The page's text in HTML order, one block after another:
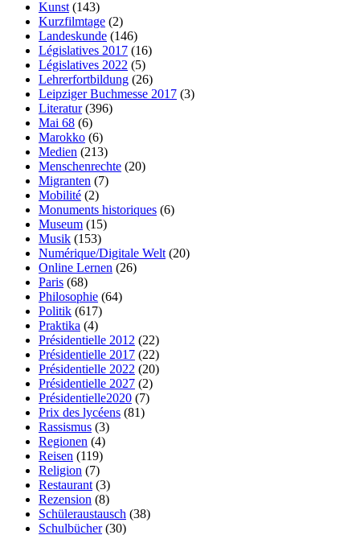
Kunst (143)
Kurzfilmtage (2)
Landeskunde (146)
Législatives 2017 (16)
Législatives 2022 (5)
Lehrerfortbildung (26)
Leipziger Buchmesse 2017 (3)
Literatur(396)
Mai 68 (6)
Marokko (6)
Medien (213)
Menschenrechte (20)
Migranten (7)
Mobilité (2)
Monuments historiques (6)
Museum (15)
Musik (153)
Numérique/Digitale Welt (20)
Online Lernen (26)
Paris (68)
Philosophie (64)
Politik (617)
Praktika (4)
Présidentielle 2012 (22)
Présidentielle 2017 (22)
Présidentielle 2022 (20)
Présidentielle 2027 (2)
Présidentielle2020 (7)
Prix des lycéens (81)
Rassismus (3)
Regionen (4)
Reisen (119)
Religion (7)
Restaurant (3)
Rezension (8)
Schüleraustausch (38)
Schulbücher(30)